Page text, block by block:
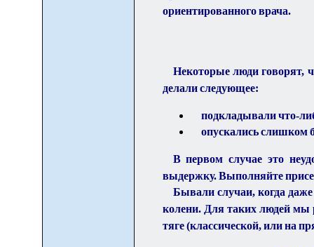
ориентированного врача.
Некоторые люди говорят,
делали следующее:
подкладывали что-
опускались слишком
В первом случае это
выдержку. Выполняйте
Бывали случаи, когда
колени. Для таких людей мы
тяге (классической, или на